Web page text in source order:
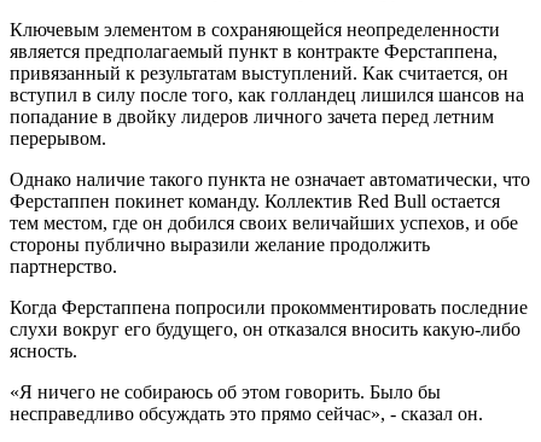
Ключевым элементом в сохраняющейся неопределенности
является предполагаемый пункт в контракте Ферстаппена,
привязанный к результатам выступлений. Как считается, он
вступил в силу после того, как голландец лишился шансов на
попадание в двойку лидеров личного зачета перед летним
перерывом.
Однако наличие такого пункта не означает автоматически, что
Ферстаппен покинет команду. Коллектив Red Bull остается
тем местом, где он добился своих величайших успехов, и обе
стороны публично выразили желание продолжить
партнерство.
Когда Ферстаппена попросили прокомментировать последние
слухи вокруг его будущего, он отказался вносить какую-либо
ясность.
«Я ничего не собираюсь об этом говорить. Было бы
несправедливо обсуждать это прямо сейчас», - сказал он.